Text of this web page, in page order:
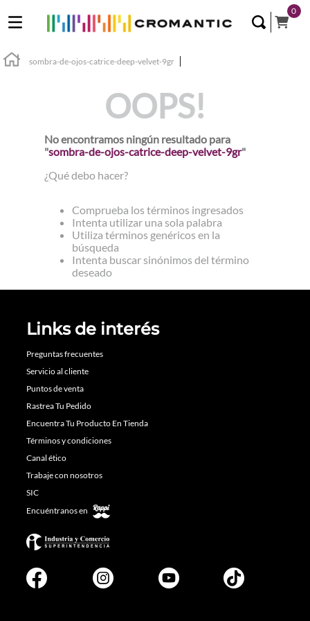
0
sombra-de-ojos-catrice-deep-velvet-9gr
OOPS!
No encontramos ningún resultado para
"sombra-de-ojos-catrice-deep-velvet-9gr"
¿Qué debo hacer?
Comprueba los términos ingresados
Intenta utilizar una sola palabra
Utiliza términos genéricos en la
búsqueda
Intenta buscar sinónimos del término
deseado
Links de interés
Preguntas frecuentes
Servicio al cliente
Puntos de venta
Rastrea Tu Pedido
Encuentra Tu Producto En Tienda
Términos y condiciones
Canal ético
Trabaje con nosotros
SIC
Encuéntranos en